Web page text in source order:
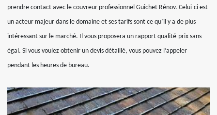
prendre contact avec le couvreur professionnel Guichet Rénov. Celui-ci est
un acteur majeur dans le domaine et ses tarifs sont ce qu’il y a de plus
intéressant sur le marché. Il vous proposera un rapport qualité-prix sans
égal. Si vous voulez obtenir un devis détaillé, vous pouvez l’appeler
pendant les heures de bureau.